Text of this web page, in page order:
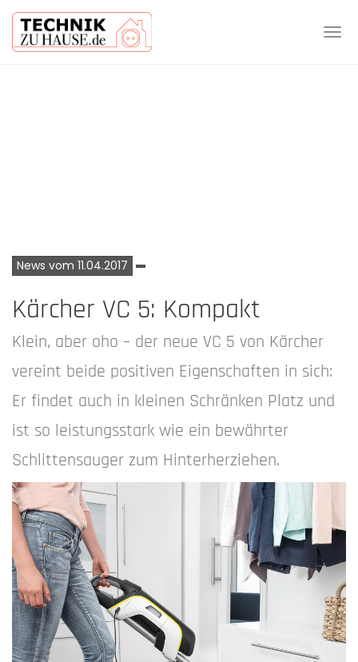
News vom 11.04.2017
Kärcher VC 5: Kompakt
Klein, aber oho – der neue VC 5 von Kärcher
vereint beide positiven Eigenschaften in sich:
Er findet auch in kleinen Schränken Platz und
ist so leistungsstark wie ein bewährter
Schlittensauger zum Hinterherziehen.